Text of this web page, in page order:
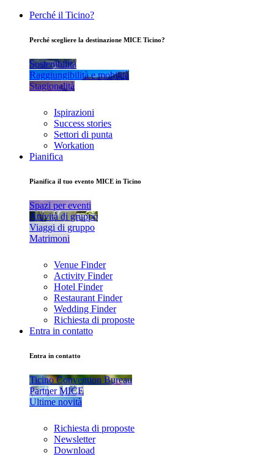
Perché il Ticino?
Perché scegliere la destinazione MICE Ticino?
Sostenibilità
Raggiungibilità e mobilità
Stagionalità
Ispirazioni
Success stories
Settori di punta
Workation
Pianifica
Pianifica il tuo evento MICE in Ticino
Spazi per eventi
Attività di gruppo
Viaggi di gruppo
Matrimoni
Venue Finder
Activity Finder
Hotel Finder
Restaurant Finder
Wedding Finder
Richiesta di proposte
Entra in contatto
Entra in contatto
Ticino Convention Bureau
Partner MICE
Ultime novità
Richiesta di proposte
Newsletter
Download